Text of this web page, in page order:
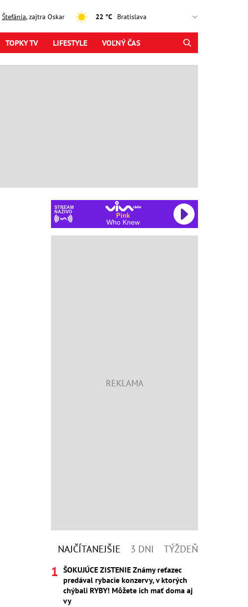
Štefánia, zajtra Oskar 22 °C
TOPKY TV LIFESTYLE VOĽNÝ ČAS
STREAM
NAŽIVO
Pink
Who Knew
NAJČÍTANEJŠIE 3 DNI TÝŽDEŇ
ŠOKUJÚCE ZISTENIE Známy reťazec
predával rybacie konzervy, v ktorých
chýbali RYBY! Môžete ich mať doma aj
vy